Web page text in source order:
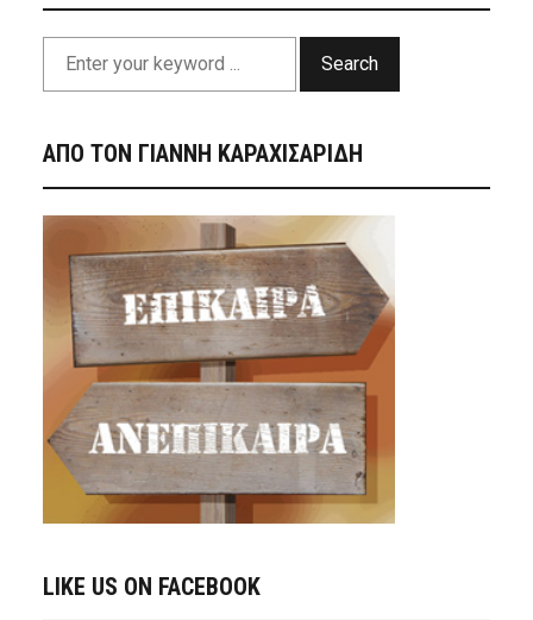
Search
ΑΠΟ ΤΟΝ ΓΙΑΝΝΗ ΚΑΡΑΧΙΣΑΡΙΔΗ
LIKE US ON FACEBOOK